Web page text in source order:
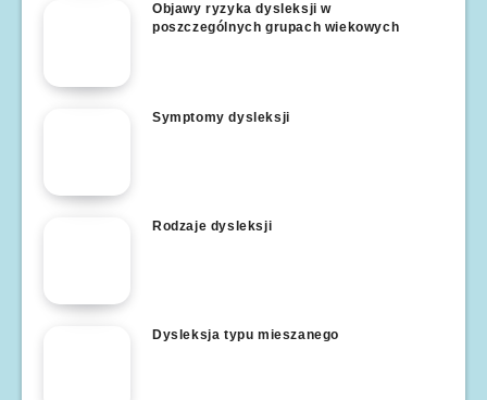
Objawy ryzyka dysleksji w
poszczególnych grupach wiekowych
Symptomy dysleksji
Rodzaje dysleksji
Dysleksja typu mieszanego